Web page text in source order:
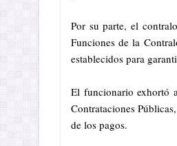
Por su parte, el
Funciones de la
establecidos para
El funcionario exhortó
Contrataciones
de los pagos.